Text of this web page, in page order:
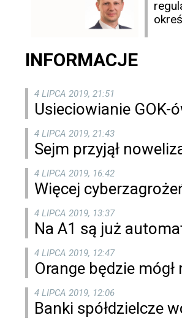
INFORMACJE
4 LIPCA 2019, 21:51
Usieciowianie GOK-
4 LIPCA 2019, 21:43
Sejm przyjął
4 LIPCA 2019, 16:42
Więcej
4 LIPCA 2019, 13:37
Na A1 są już
4 LIPCA 2019, 12:47
Orange będzie
4 LIPCA 2019, 12:06
Banki spółdzielcze